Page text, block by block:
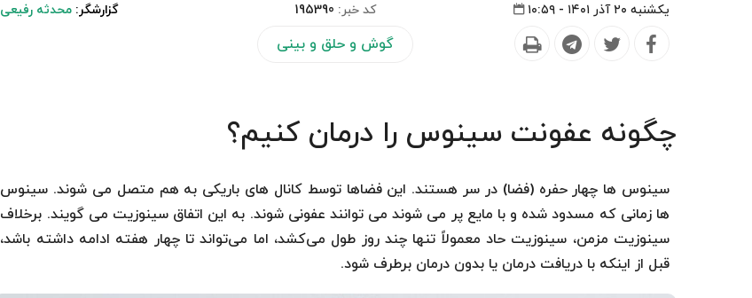
یکشنبه ۲۰ آذر ۱۴۰۱ - ۱۰:۵۹ کد خبر: 195390
گوش و حلق و بینی
گزارشگر: محدثه رفیعی
چگونه عفونت سینوس را درمان کنیم؟
سینوس ها چهار حفره (فضا) در سر هستند. این فضاها توسط کانال های باریکی به هم متصل می شوند. سینوس
ها زمانی که مسدود شده و با مایع پر می شوند می توانند عفونی شوند. به این اتفاق سینوزیت می گویند. برخلاف
سینوزیت مزمن، سینوزیت حاد معمولاً تنها چند روز طول می‌کشد، اما می‌تواند تا چهار هفته ادامه داشته باشد،
قبل از اینکه با دریافت درمان یا بدون درمان برطرف شود.